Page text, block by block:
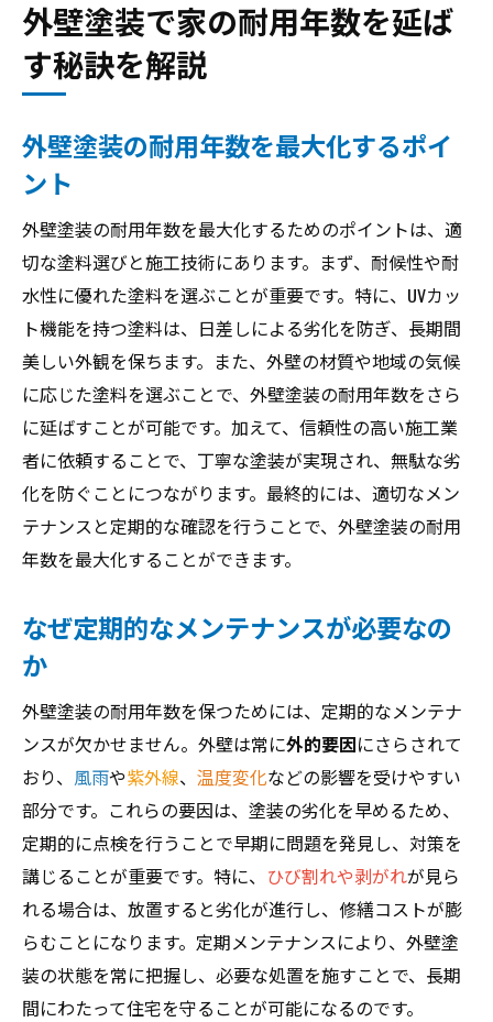
外壁塗装で家の耐用年数を延ば
す秘訣を解説
外壁塗装の耐用年数を最大化するポイ
ント
外壁塗装の耐用年数を最大化するためのポイントは、適
切な塗料選びと施工技術にあります。まず、耐候性や耐
水性に優れた塗料を選ぶことが重要です。特に、UVカッ
ト機能を持つ塗料は、日差しによる劣化を防ぎ、長期間
美しい外観を保ちます。また、外壁の材質や地域の気候
に応じた塗料を選ぶことで、外壁塗装の耐用年数をさら
に延ばすことが可能です。加えて、信頼性の高い施工業
者に依頼することで、丁寧な塗装が実現され、無駄な劣
化を防ぐことにつながります。最終的には、適切なメン
テナンスと定期的な確認を行うことで、外壁塗装の耐用
年数を最大化することができます。
なぜ定期的なメンテナンスが必要なの
か
外壁塗装の耐用年数を保つためには、定期的なメンテナ
ンスが欠かせません。外壁は常に外的要因にさらされて
おり、 風雨や紫外線、 温度変化などの影響を受けやすい
部分です。これらの要因は、塗装の劣化を早めるため、
定期的に点検を行うことで早期に問題を発見し、対策を
講じることが重要です。特に、 ひび割れや剥がれが見ら
れる場合は、放置すると劣化が進行し、修繕コストが膨
らむことになります。定期メンテナンスにより、外壁塗
装の状態を常に把握し、必要な処置を施すことで、長期
間にわたって住宅を守ることが可能になるのです。